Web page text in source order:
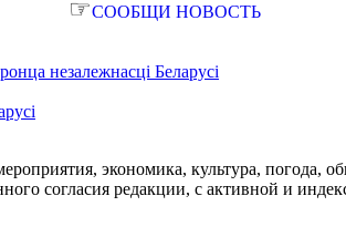
☞СООБЩИ НОВОСТЬ
незалежнасці Беларусі
экономика, культура, погода,
согласия редакции, с активной и